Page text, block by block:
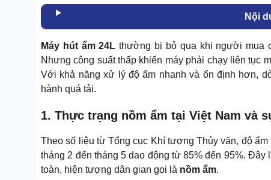
Nội
Máy hút ẩm 24L thường bị bỏ qua khi người mua
Nhưng công suất thấp khiến máy phải chạy liên tục
Với khả năng xử lý độ ẩm nhanh và ổn định hơn,
hành quá tải.
1. Thực trạng nồm ẩm tại Việt Nam và
Theo số liệu từ Tổng cục Khí tượng Thủy văn, độ
tháng 2 đến tháng 5 dao động từ 85% đến 95%.
toàn, hiện tượng dân gian gọi là nồm ẩm.